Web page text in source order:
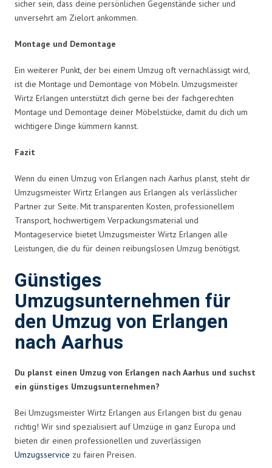
sicher sein, dass deine persönlichen Gegenstände sicher und
unversehrt am Zielort ankommen.
Montage und Demontage
Ein weiterer Punkt, der bei einem Umzug oft vernachlässigt wird,
ist die Montage und Demontage von Möbeln. Umzugsmeister
Wirtz Erlangen unterstützt dich gerne bei der fachgerechten
Montage und Demontage deiner Möbelstücke, damit du dich um
wichtigere Dinge kümmern kannst.
Fazit
Wenn du einen Umzug von Erlangen nach Aarhus planst, steht dir
Umzugsmeister Wirtz Erlangen aus Erlangen als verlässlicher
Partner zur Seite. Mit transparenten Kosten, professionellem
Transport, hochwertigem Verpackungsmaterial und
Montageservice bietet Umzugsmeister Wirtz Erlangen alle
Leistungen, die du für deinen reibungslosen Umzug benötigst.
Günstiges
Umzugsunternehmen für
den Umzug von Erlangen
nach Aarhus
Du planst einen Umzug von Erlangen nach Aarhus und suchst
ein günstiges Umzugsunternehmen?
Bei Umzugsmeister Wirtz Erlangen aus Erlangen bist du genau
richtig! Wir sind spezialisiert auf Umzüge in ganz Europa und
bieten dir einen professionellen und zuverlässigen
Umzugsservice zu fairen Preisen.